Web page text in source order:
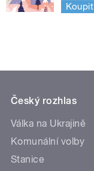
Koupit
Český rozhlas
Válka na Ukrajině
Komunální volby
Stanice